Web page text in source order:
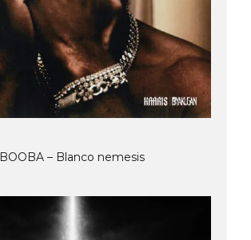
BOOBA – Blanco nemesis